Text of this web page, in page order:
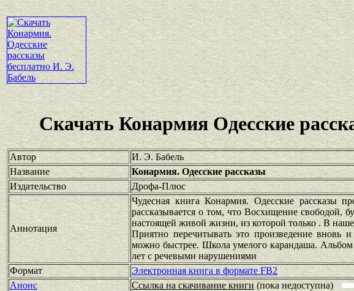
Скачать Конармия Одесские
Автор
И. Э. Бабель
Название
Конармия. Одесские рассказы
Издательство
Дрофа-Плюс
Аннотация
Чудесная книга Конармия. Одесские рассказы
рассказывается о том, что Восхищение свободой,
настоящей живой жизни, из которой только . В
Приятно перечитывать это произведение вновь
можно быстрее. Школа умелого карандаша.
лет с речевыми нарушениями
Формат
Электронная книга в формате FB2
Анонс
Ссылка на скачивание книги(пока недоступна)